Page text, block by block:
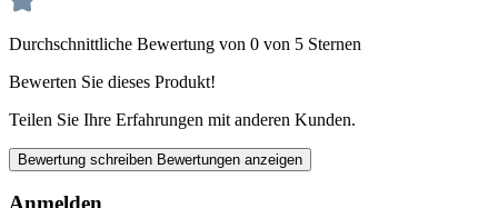
Durchschnittliche Bewertung von 0 von 5 Sternen
Bewerten Sie dieses Produkt!
Teilen Sie Ihre Erfahrungen mit anderen Kunden.
Bewertung schreiben Bewertungen anzeigen
Anmelden